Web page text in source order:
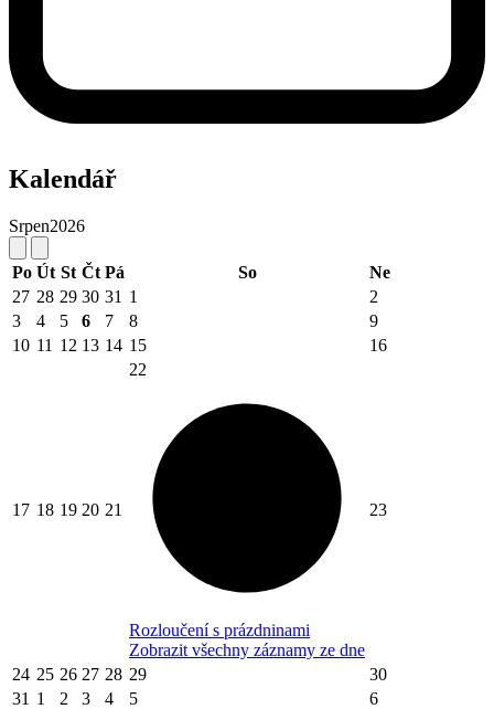
Kalendář
Srpen2026
Po Út St Čt Pá So
Ne
27 28 29 30 31 1
2
3
4 5 6 7 8
9
10 11 12 13 14 15 16
17 18 19 20 21
22
Rozloučení s prázdninami
Zobrazit všechny záznamy ze dne
23
24 25 26 27 28 29
30
31 1 2 3 4 5 6